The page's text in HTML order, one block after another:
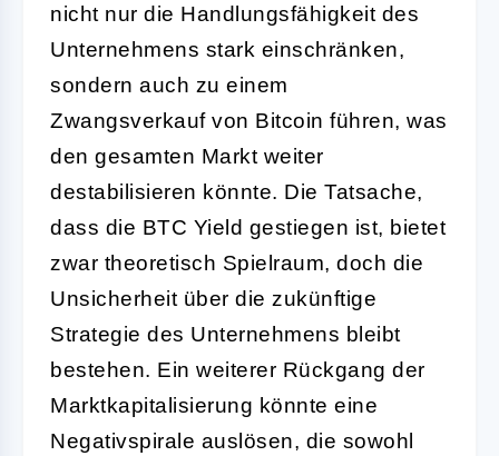
nicht nur die Handlungsfähigkeit des
Unternehmens stark einschränken,
sondern auch zu einem
Zwangsverkauf von Bitcoin führen, was
den gesamten Markt weiter
destabilisieren könnte. Die Tatsache,
dass die BTC Yield gestiegen ist, bietet
zwar theoretisch Spielraum, doch die
Unsicherheit über die zukünftige
Strategie des Unternehmens bleibt
bestehen. Ein weiterer Rückgang der
Marktkapitalisierung könnte eine
Negativspirale auslösen, die sowohl